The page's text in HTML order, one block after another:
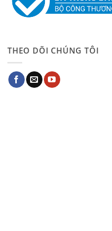
THEO DÕI CHÚNG TÔI